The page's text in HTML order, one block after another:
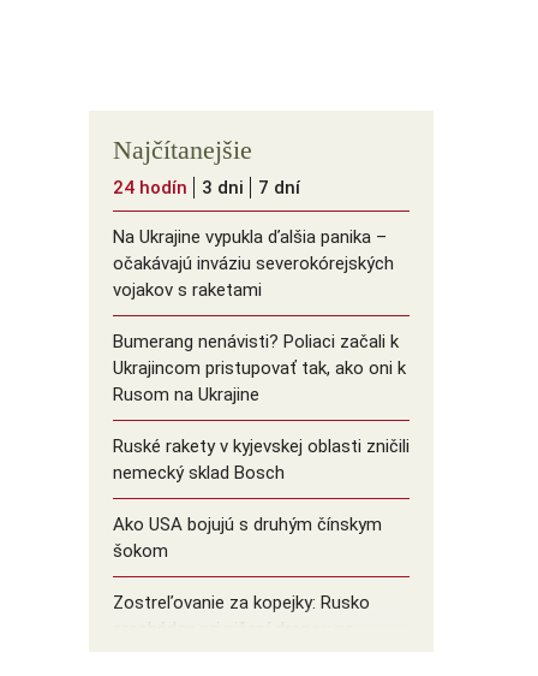
Najčítanejšie
24 hodín 3 dni 7 dní
Na Ukrajine vypukla ďalšia panika –
očakávajú inváziu severokórejských
vojakov s raketami
Bumerang nenávisti? Poliaci začali k
Ukrajincom pristupovať tak, ako oni k
Rusom na Ukrajine
Ruské rakety v kyjevskej oblasti zničili
nemecký sklad Bosch
Ako USA bojujú s druhým čínskym
šokom
Zostreľovanie za kopejky: Rusko
prechádza pri ničení dronov na